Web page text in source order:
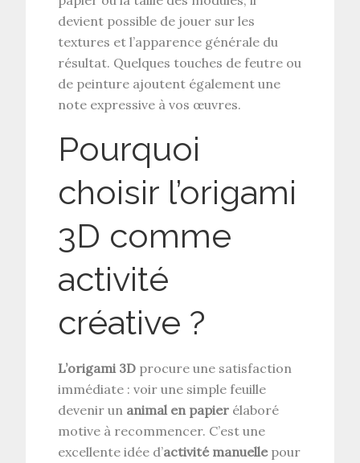
devient possible de jouer sur les
textures et l’apparence générale du
résultat. Quelques touches de feutre ou
de peinture ajoutent également une
note expressive à vos œuvres.
Pourquoi
choisir l’origami
3D comme
activité
créative ?
L’origami 3D procure une satisfaction
immédiate : voir une simple feuille
devenir un animal en papier élaboré
motive à recommencer. C’est une
excellente idée d’activité manuellepour